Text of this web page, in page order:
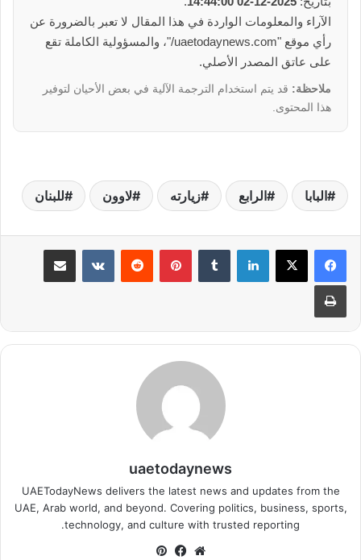
الآراء والمعلومات الواردة في هذا المقال لا تعبر بالضرورة عن
رأي موقع "uaetodaynews.com/"، والمسؤولية الكاملة تقع
على عاتق المصدر الأصلي.
ملاحظة: قد يتم استخدام الترجمة الآلية في بعض الأحيان لتوفير
هذا المحتوى.
البابا الرابع زيارته لاوون للبنان
لينكدإن بينتيريست مشاركة عبر البريد
طباعة
uaetodaynews
UAETodayNews delivers the latest news and updates from the
UAE, Arab world, and beyond. Covering politics, business, sports,
technology, and culture with trusted reporting.
موقعفيسبوك